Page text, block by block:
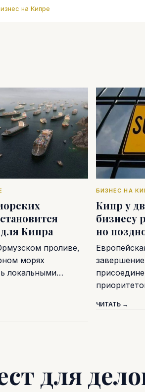
на Кипре
Кипра
проливе,
морях
локальными…
БИЗНЕС НА
Кипр у
бизнесу
но
ЧИТАТЬ →
для